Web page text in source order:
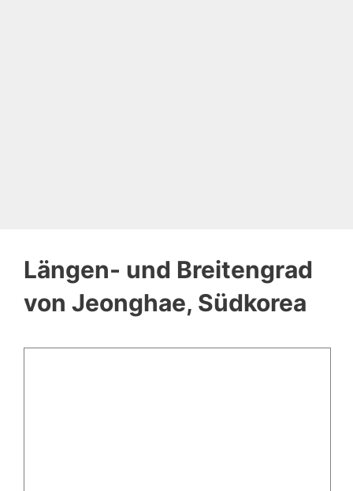
Längen- und Breitengrad
von Jeonghae, Südkorea